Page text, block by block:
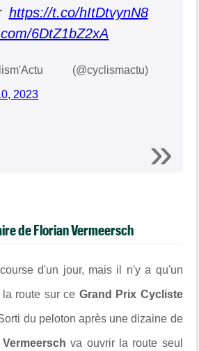
https://t.co/hItDtvynN8
6DtZ1bZ2xA
(@cyclismactu)
2023
de Florian Vermeersch
d'un jour, mais il n'y a qu'un
route sur ce Grand Prix Cycliste
du peloton après une dizaine de
Vermeersch va ouvrir la route seul